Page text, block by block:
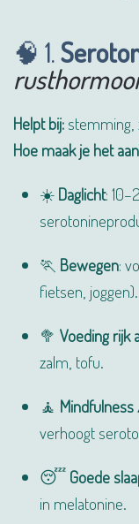
🧠 1.
Helpt bij: stemming,
Hoe maak je het
☀️ Daglicht:
🏃 Bewegen:
fietsen, joggen).
🥦 Voeding rijk
zalm, tofu.
🧘
verhoogt
😴 Goede
in melatonine.